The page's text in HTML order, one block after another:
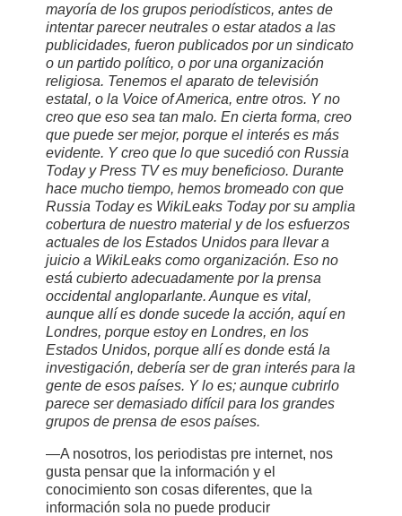
mayoría de los grupos periodísticos, antes de
intentar parecer neutrales o estar atados a las
publicidades, fueron publicados por un sindicato
o un partido político, o por una organización
religiosa. Tenemos el aparato de televisión
estatal, o la Voice of America, entre otros. Y no
creo que eso sea tan malo. En cierta forma, creo
que puede ser mejor, porque el interés es más
evidente. Y creo que lo que sucedió con Russia
Today y Press TV es muy beneficioso. Durante
hace mucho tiempo, hemos bromeado con que
Russia Today es WikiLeaks Today por su amplia
cobertura de nuestro material y de los esfuerzos
actuales de los Estados Unidos para llevar a
juicio a WikiLeaks como organización. Eso no
está cubierto adecuadamente por la prensa
occidental angloparlante. Aunque es vital,
aunque allí es donde sucede la acción, aquí en
Londres, porque estoy en Londres, en los
Estados Unidos, porque allí es donde está la
investigación, debería ser de gran interés para la
gente de esos países. Y lo es; aunque cubrirlo
parece ser demasiado difícil para los grandes
grupos de prensa de esos países.
—A nosotros, los periodistas pre internet, nos
gusta pensar que la información y el
conocimiento son cosas diferentes, que la
información sola no puede producir